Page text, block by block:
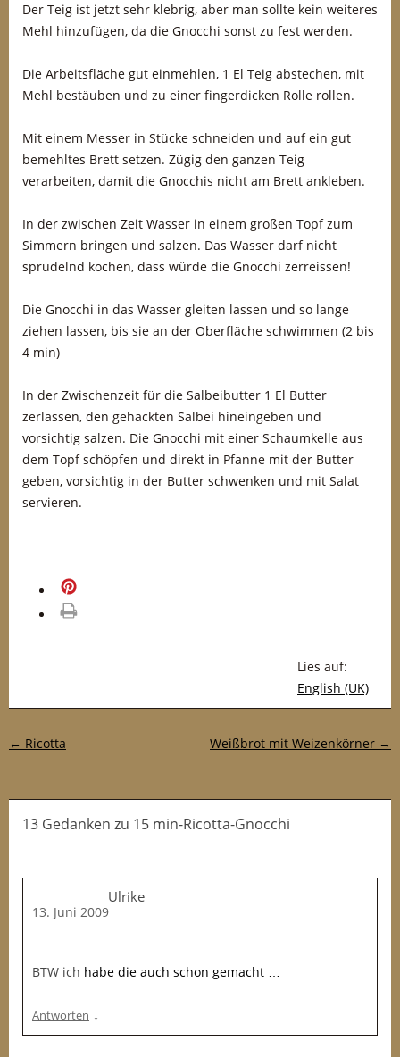
Der Teig ist jetzt sehr klebrig, aber man sollte kein weiteres
Mehl hinzufügen, da die Gnocchi sonst zu fest werden.
Die Arbeitsfläche gut einmehlen, 1 El Teig abstechen, mit
Mehl bestäuben und zu einer fingerdicken Rolle rollen.
Mit einem Messer in Stücke schneiden und auf ein gut
bemehltes Brett setzen. Zügig den ganzen Teig
verarbeiten, damit die Gnocchis nicht am Brett ankleben.
In der zwischen Zeit Wasser in einem großen Topf zum
Simmern bringen und salzen. Das Wasser darf nicht
sprudelnd kochen, dass würde die Gnocchi zerreissen!
Die Gnocchi in das Wasser gleiten lassen und so lange
ziehen lassen, bis sie an der Oberfläche schwimmen (2 bis
4 min)
In der Zwischenzeit für die Salbeibutter 1 El Butter
zerlassen, den gehackten Salbei hineingeben und
vorsichtig salzen. Die Gnocchi mit einer Schaumkelle aus
dem Topf schöpfen und direkt in Pfanne mit der Butter
geben, vorsichtig in der Butter schwenken und mit Salat
servieren.
Lies auf:
English (UK)
Post-Navigation
← Ricotta Weißbrot mit Weizenkörner →
13 Gedanken zu 15 min-Ricotta-Gnocchi
Ulrike
13. Juni 2009
BTW ich habe die auch schon gemacht …
Antworten ↓